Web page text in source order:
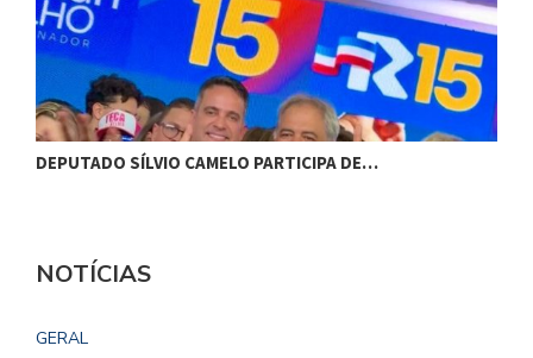
DEPUTADO SÍLVIO CAMELO PARTICIPA DE…
NOTÍCIAS
GERAL